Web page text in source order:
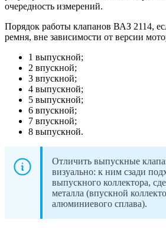
очередность измерений.
Порядок работы клапанов ВАЗ 2114,
ремня, вне зависимости от версии
1 выпускной;
2 впускной;
3 впускной;
4 выпускной;
5 выпускной;
6 впускной;
7 впускной;
8 выпускной.
Отличить выпускные
визуально: к ним сзади
выпускного коллектора,
металла (впускной
алюминиевого сплава).